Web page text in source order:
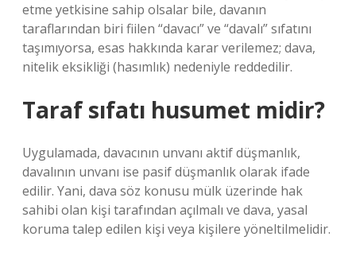
etme yetkisine sahip olsalar bile, davanın
taraflarından biri fiilen “davacı” ve “davalı” sıfatını
taşımıyorsa, esas hakkında karar verilemez; dava,
nitelik eksikliği (hasımlık) nedeniyle reddedilir.
Taraf sıfatı husumet midir?
Uygulamada, davacının unvanı aktif düşmanlık,
davalının unvanı ise pasif düşmanlık olarak ifade
edilir. Yani, dava söz konusu mülk üzerinde hak
sahibi olan kişi tarafından açılmalı ve dava, yasal
koruma talep edilen kişi veya kişilere yöneltilmelidir.